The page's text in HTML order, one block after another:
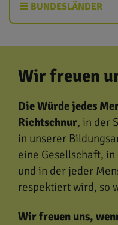
BUNDESLÄNDER
Wir freuen
Die Würde jedes
Richtschnur, in der
in unserer
eine Gesellschaft,
und in der jeder
respektiert wird, so
Wir freuen uns,